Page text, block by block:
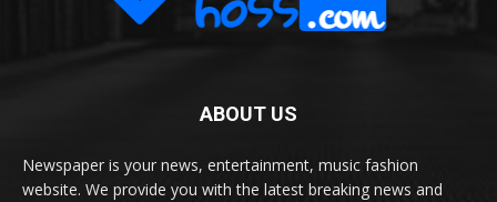
ABOUT US
Newspaper is your news, entertainment, music fashion
website. We provide you with the latest breaking news and